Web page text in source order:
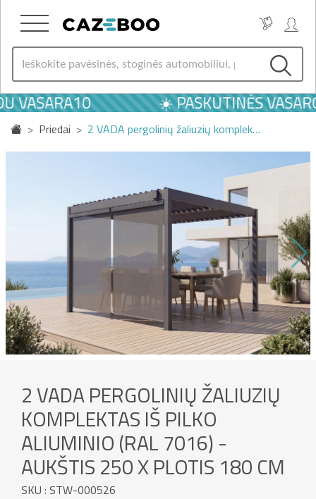
VASARA10 ☀️ PASKUTINĖS
Priedai 2 VADA pergolinių žaliuzių komplek…
2 VADA PERGOLINIŲ ŽALIUZIŲ
KOMPLEKTAS IŠ PILKO
ALIUMINIO (RAL 7016) -
AUKŠTIS 250 X PLOTIS 180 CM
SKU : STW-000526